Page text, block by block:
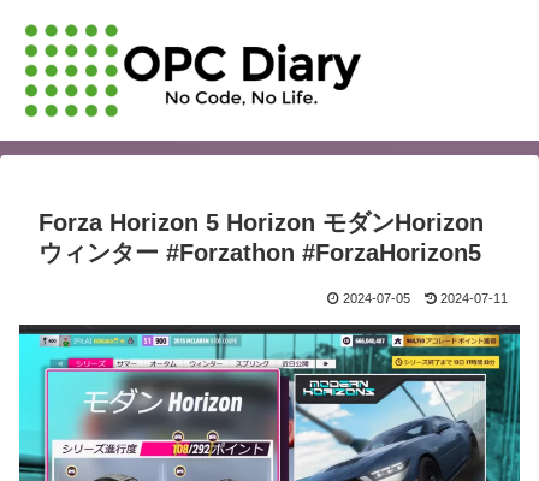
Forza Horizon 5 Horizon モダンHorizon
ウィンター #Forzathon #ForzaHorizon5
2024-07-05 2024-07-11